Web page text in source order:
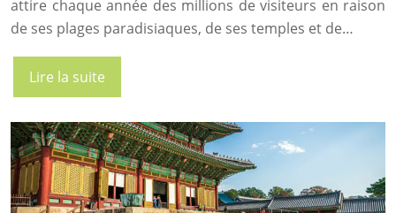
attire chaque année des millions de visiteurs en raison
de ses plages paradisiaques, de ses temples et de…
Lire la suite